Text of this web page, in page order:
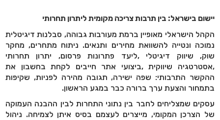
יישום בישראל: בין תרבות צריכה מקומית ליתרון תחרותי
הקהל הישראלי מאופיין ברמת מעורבות גבוהה, סבלנות דיגיטלית
נמוכה ונטייה להשוואת מחירים ותנאים. ניתוח מתחרים, מחקר
שוק, שיווק דיגיטלי ,ליעד פתרונות פרסום, יתרון תחרותי
,אסטרטגיה שיווקית ,ביצועי אתר חייבים לקחת בחשבון את
ההקשר התרבותי: שפה ישירה, תגובה מהירה לפניות, שקיפות
בתמחור והצעת ערך ברורה כבר במגע הראשון.
עסקים שמצליחים לחבר בין נתוני התחרות לבין ההבנה העמוקה
של הצרכן המקומי, מייצרים לעצמם בסיס איתן לצמיחה. ניהול